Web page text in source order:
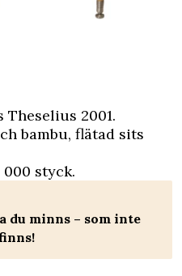
Theselius 2001.
bambu, flätad sits
styck.
du minns – som inte